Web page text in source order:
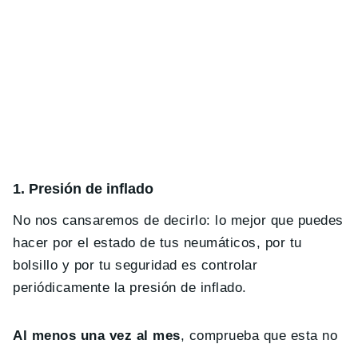
1. Presión de inflado
No nos cansaremos de decirlo: lo mejor que puedes
hacer por el estado de tus neumáticos, por tu
bolsillo y por tu seguridad es controlar
periódicamente la presión de inflado.
Al menos una vez al mes, comprueba que esta no